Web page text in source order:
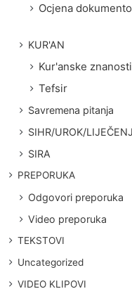
Ocjena
KUR'AN
Kur'anske znanosti
Tefsir
Savremena pitanja
SIHR/UROK/
SIRA
PREPORUKA
Odgovori preporuka
Video preporuka
TEKSTOVI
Uncategorized
VIDEO KLIPOVI